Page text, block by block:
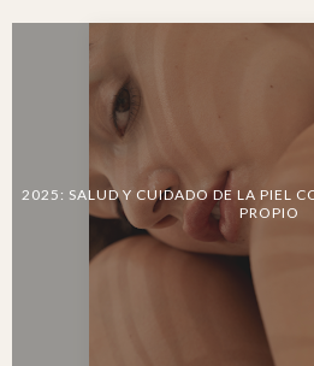
2025: SALUD Y CUIDADO DE LA PIEL
PROPIO